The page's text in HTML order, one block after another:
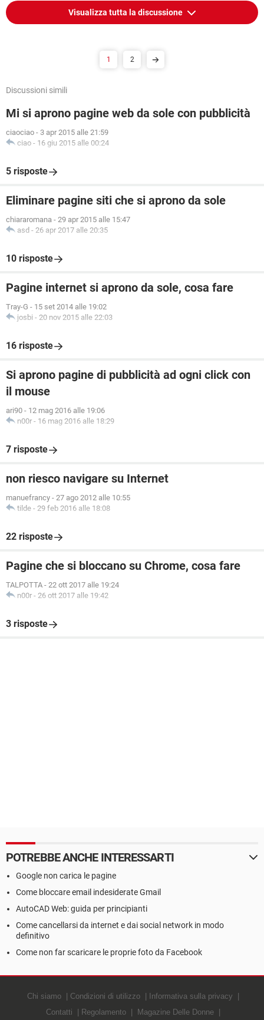
Visualizza tutta la discussione
1 2
Discussioni simili
Mi si aprono pagine web da sole con pubblicità
ciaociao - 3 apr 2015 alle 21:59
ciao - 16 giu 2015 alle 00:24
5 risposte
Eliminare pagine siti che si aprono da sole
chiararomana - 29 apr 2015 alle 15:47
asd - 26 apr 2017 alle 20:35
10 risposte
Pagine internet si aprono da sole, cosa fare
Tray-G - 15 set 2014 alle 19:02
josbi - 20 nov 2015 alle 22:03
16 risposte
Si aprono pagine di pubblicità ad ogni click con
il mouse
ari90 - 12 mag 2016 alle 19:06
n00r - 16 mag 2016 alle 18:29
7 risposte
non riesco navigare su Internet
manuefrancy - 27 ago 2012 alle 10:55
tilde - 29 feb 2016 alle 18:08
22 risposte
Pagine che si bloccano su Chrome, cosa fare
TALPOTTA - 22 ott 2017 alle 19:24
n00r - 26 ott 2017 alle 19:42
3 risposte
POTREBBE ANCHE INTERESSARTI
Google non carica le pagine
Come bloccare email indesiderate Gmail
AutoCAD Web: guida per principianti
Come cancellarsi da internet e dai social network in modo
definitivo
Come non far scaricare le proprie foto da Facebook
Chi siamo Condizioni di utilizzo
Informativa sulla privacy
Contatti
Regolamento Magazine Delle Donne